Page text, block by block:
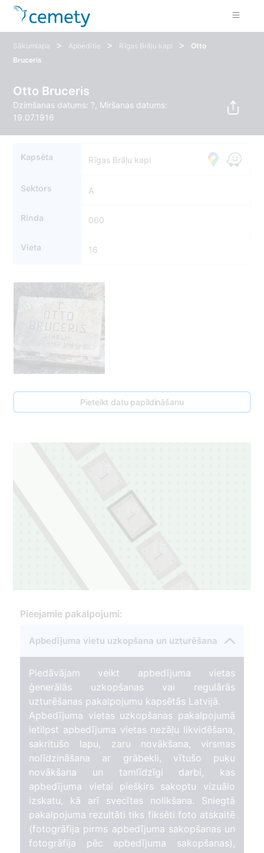
Sākumlapa > Apbedītie > Rīgas Brāļu kapi >
Otto
Bruceris
Otto Bruceris
Dzimšanas datums: ?, Miršanas datums:
19.07.1916
Kapsēta Rīgas Brāļu kapi
Sektors A
Rinda 060
Vieta 16
Pieteikt datu papildināšanu
14
Pieejamie pakalpojumi:
Apbedījuma vietu uzkopšana un uzturēšana
Piedāvājam veikt apbedījuma vietas
ģenerālās uzkopšanas vai regulārās
uzturēšanas pakalpojumu kapsētās Latvijā.
Apbedījuma vietas uzkopšanas pakalpojumā
ietilpst apbedījuma vietas nezāļu likvidēšana,
sakritušo lapu, zaru novākšana, virsmas
nolīdzināšana ar grābekli, vītušo puķu
novākšana un tamlīdzīgi darbi, kas
apbedījuma vietai piešķirs sakoptu vizuālo
izskatu, kā arī svecītes nolikšana. Sniegtā
pakalpojuma rezultāti tiks fiksēti foto atskaitē
(fotogrāfija pirms apbedījuma sakopšanas un
fotogrāfija pēc apbedījuma sakopšanas),